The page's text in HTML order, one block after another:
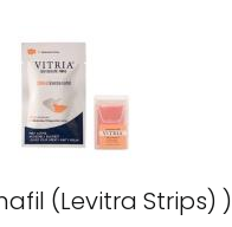
(Levitra Strips) )